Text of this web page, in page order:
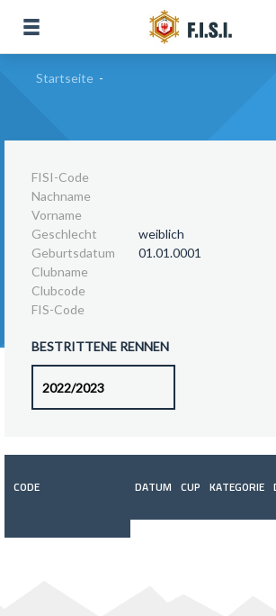
Startseite -
FISI-Code
Nachname
Vorname
Geschlecht
weiblich
Geburtsdatum
01.01.0001
Clubname
Clubcode
FIS-Code
BESTRITTENE RENNEN
CODE DATUM CUP KATEGORIE